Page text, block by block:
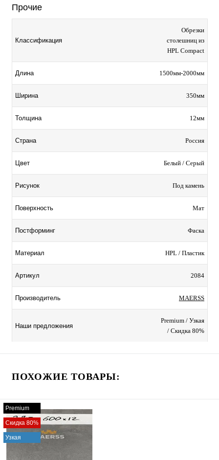
Прочие
Классификация
Обрезки
столешниц из
HPL Compact
Длина 1500мм-2000мм
Ширина 350мм
Толщина 12мм
Страна Россия
Цвет Белый / Серый
Рисунок Под камень
Поверхность Мат
Постформинг Фаска
Материал HPL / Пластик
Артикул 2084
Производитель MAERSS
Наши предложения
Premium / Узкая
/ Скидка 80%
ПОХОЖИЕ ТОВАРЫ:
Premium
Скидка 80%
Узкая